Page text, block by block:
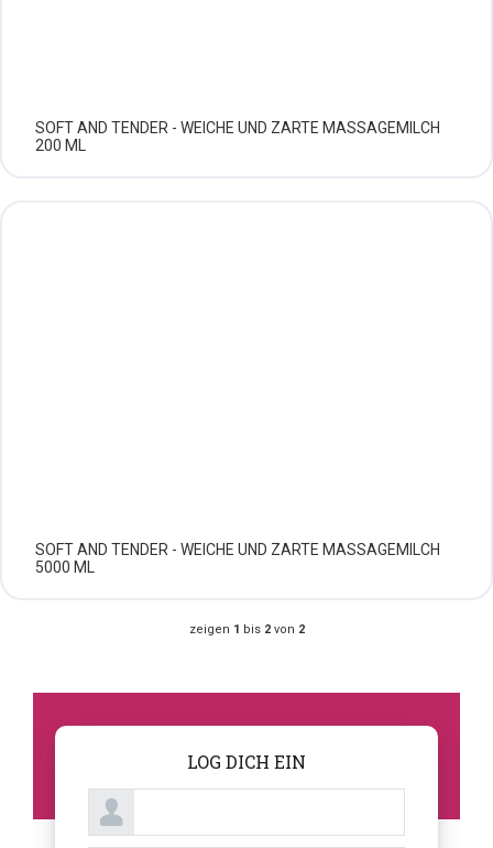
SOFT AND TENDER - WEICHE UND ZARTE MASSAGEMILCH
200 ML
SOFT AND TENDER - WEICHE UND ZARTE MASSAGEMILCH
5000 ML
zeigen 1 bis 2von 2
LOG DICH EIN